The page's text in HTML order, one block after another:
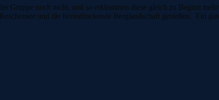
Gruppe noch nicht, und so erklommen diese gleich zu Beginn
und die beeindruckende Berglandschaft genießen. Ein